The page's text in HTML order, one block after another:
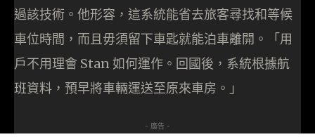
過該技術。他形容，這系統能省去旅客尋找和等候
車位時間，而且毋須留下車匙就能泊車離開。「用
戶不用理會 Stan 如何運作。回國後，系統根據航
班資料，預早將車輛運送至原來車房。」
- 廣告 -